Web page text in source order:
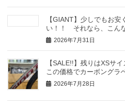
【GIANT】少しでもお
い！！ それなら、こん
2026年7月31日
【SALE!!】残りはXSサ
この価格でカーボングラ
2026年7月28日